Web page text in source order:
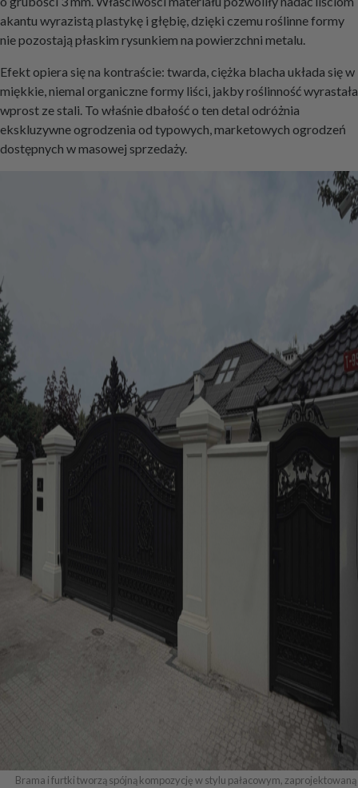
akantu wyrazistą plastykę i głębię, dzięki czemu roślinne formy
nie pozostają płaskim rysunkiem na powierzchni metalu.
Efekt opiera się na kontraście: twarda, ciężka blacha układa się w
miękkie, niemal organiczne formy liści, jakby roślinność wyrastała
wprost ze stali. To właśnie dbałość o ten detal odróżnia
ekskluzywne ogrodzenia od typowych, marketowych ogrodzeń
dostępnych w masowej sprzedaży.
Brama i furtki tworzą spójną kompozycję w stylu pałacowym, zaprojektowaną